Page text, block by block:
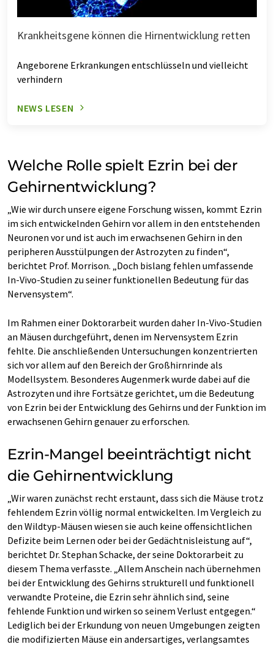
Krankheitsgene können die Hirnentwicklung retten
Angeborene Erkrankungen entschlüsseln und vielleicht
verhindern
NEWS LESEN
Welche Rolle spielt Ezrin bei der
Gehirnentwicklung?
„Wie wir durch unsere eigene Forschung wissen, kommt Ezrin
im sich entwickelnden Gehirn vor allem in den entstehenden
Neuronen vor und ist auch im erwachsenen Gehirn in den
peripheren Ausstülpungen der Astrozyten zu finden“,
berichtet Prof. Morrison. „Doch bislang fehlen umfassende
In-Vivo-Studien zu seiner funktionellen Bedeutung für das
Nervensystem“.
Im Rahmen einer Doktorarbeit wurden daher In-Vivo-Studien
an Mäusen durchgeführt, denen im Nervensystem Ezrin
fehlte. Die anschließenden Untersuchungen konzentrierten
sich vor allem auf den Bereich der Großhirnrinde als
Modellsystem. Besonderes Augenmerk wurde dabei auf die
Astrozyten und ihre Fortsätze gerichtet, um die Bedeutung
von Ezrin bei der Entwicklung des Gehirns und der Funktion im
erwachsenen Gehirn genauer zu erforschen.
Ezrin-Mangel beeinträchtigt nicht
die Gehirnentwicklung
„Wir waren zunächst recht erstaunt, dass sich die Mäuse trotz
fehlendem Ezrin völlig normal entwickelten. Im Vergleich zu
den Wildtyp-Mäusen wiesen sie auch keine offensichtlichen
Defizite beim Lernen oder bei der Gedächtnisleistung auf“,
berichtet Dr. Stephan Schacke, der seine Doktorarbeit zu
diesem Thema verfasste. „Allem Anschein nach übernehmen
bei der Entwicklung des Gehirns strukturell und funktionell
verwandte Proteine, die Ezrin sehr ähnlich sind, seine
fehlende Funktion und wirken so seinem Verlust entgegen.“
Lediglich bei der Erkundung von neuen Umgebungen zeigten
die modifizierten Mäuse ein andersartiges, verlangsamtes